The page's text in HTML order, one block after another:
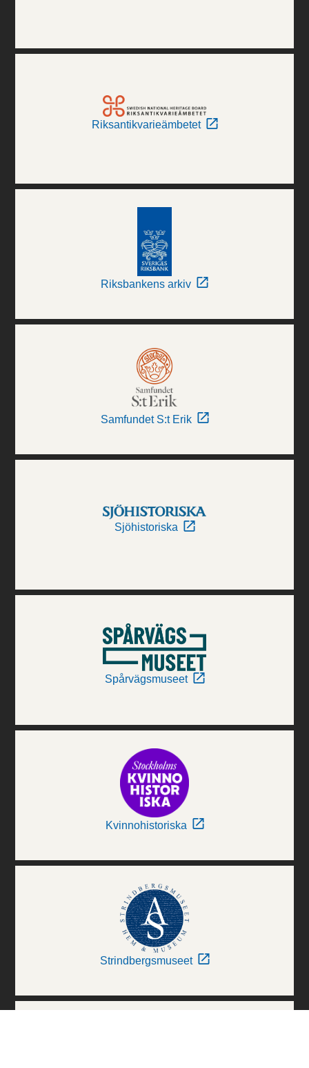
Riksantikvarieämbetet
Riksbankens arkiv
Samfundet S:t Erik
Sjöhistoriska
Spårvägsmuseet
Kvinnohistoriska
Strindbergsmuseet